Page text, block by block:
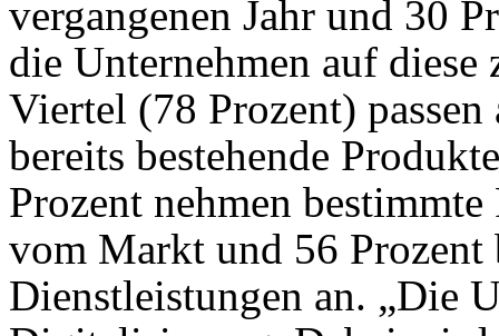
vergangenen Jahr und 30
die Unternehmen auf
Viertel (78 Prozent)
bereits bestehende
Prozent nehmen
vom Markt und 56 Prozent
Dienstleistungen an. „Die